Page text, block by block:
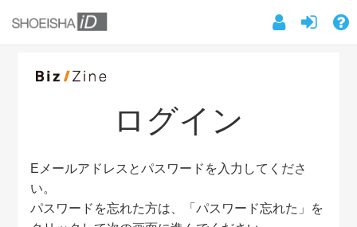
ログイン
Eメールアドレスとパスワードを入力してくださ
い。
パスワードを忘れた方は、「パスワード忘れた」を